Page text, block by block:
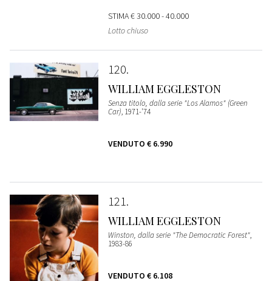
STIMA€ 30.000 - 40.000
Lotto chiuso
120
WILLIAM EGGLESTON
Senza titolo, dalla serie "Los Alamos" (Green
Car), 1971-'74
VENDUTO € 6.990
121
WILLIAM EGGLESTON
Winston, dalla serie "The Democratic Forest",
1983-86
VENDUTO € 6.108